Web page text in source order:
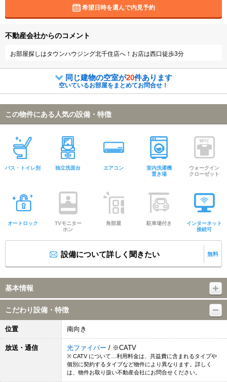
希望日時を選んで内見予約
不動産会社からのコメント
お部屋探しはタウンハウジング北千住店へ！お店は西口徒歩3分
同じ建物の空室が20件あります
空いているお部屋をまとめてお問合せ！
この物件にある人気の設備・特徴
バス・トイレ別 独立洗面台 エアコン
室内洗濯機
置き場
ウォークイン
クローゼット
オートロック
TVモニター
ホン
角部屋 駐車場付き
インターネット
接続可
設備について詳しく聞きたい 無料
基本情報
こだわり設備・特徴
位置 南向き
放送・通信 光ファイバー / ※CATV
※ CATV について…利用料金は、共益費に含まれるタイプや
個別に契約するタイプなど物件により異なります。詳しく
は、物件お取り扱い不動産会社にお問合せください。